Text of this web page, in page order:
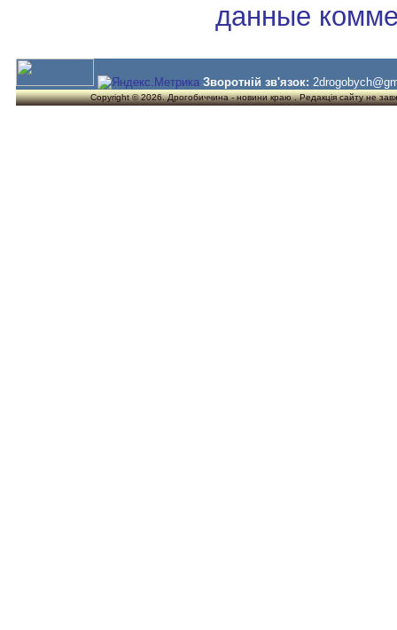
данные
Зворотній зв'язок:
Copyright © 2026. Дрогобиччина - новини краю . Редакція сайту не